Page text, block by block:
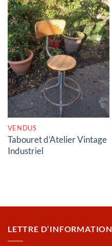
RUPTURE DE STOCK
VENDUS
Tabouret d’Atelier Vintage
Industriel
LETTRE D’INFORMATION